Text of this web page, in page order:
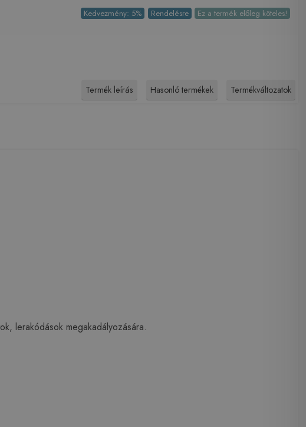
Kedvezmény: 5% Rendelésre Ez a termék előleg köteles!
Termék leírás Hasonló termékek Termékváltozatok
lerakódások megakadályozására.